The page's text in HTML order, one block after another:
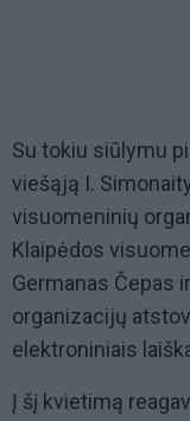
Su tokiu siūlymu
viešąją I.
visuomeninių
Klaipėdos
Germanas Čepas
organizacijų
elektroniniais
Į šį kvietimą